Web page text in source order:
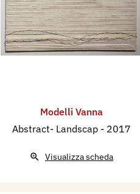
Modelli Vanna
Abstract- Landscap - 2017
Visualizza scheda